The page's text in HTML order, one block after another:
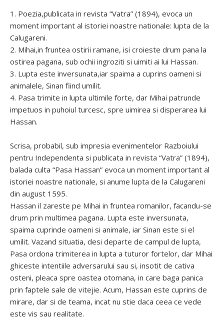
1. Poezia,publicata in revista “Vatra” (1894), evoca un
moment important al istoriei noastre nationale: lupta de la
Calugareni.
2. Mihai,in fruntea ostirii ramane, isi croieste drum pana la
ostirea pagana, sub ochii ingroziti si uimiti ai lui Hassan.
3. Lupta este inversunata,iar spaima a cuprins oameni si
animalele, Sinan fiind umilit.
4. Pasa trimite in lupta ultimile forte, dar Mihai patrunde
impetuos in puhoiul turcesc, spre uimirea si disperarea lui
Hassan.
Scrisa, probabil, sub impresia evenimentelor Razboiului
pentru Independenta si publicata in revista “Vatra” (1894),
balada culta “Pasa Hassan” evoca un moment important al
istoriei noastre nationale, si anume lupta de la Calugareni
din august 1595.
Hassan il zareste pe Mihai in fruntea romanilor, facandu-se
drum prin multimea pagana. Lupta este inversunata,
spaima cuprinde oameni si animale, iar Sinan este si el
umilit. Vazand situatia, desi departe de campul de lupta,
Pasa ordona trimiterea in lupta a tuturor fortelor, dar Mihai
ghiceste intentiile adversarului sau si, insotit de cativa
osteni, pleaca spre oastea otomana, in care baga panica
prin faptele sale de vitejie. Acum, Hassan este cuprins de
mirare, dar si de teama, incat nu stie daca ceea ce vede
este vis sau realitate.